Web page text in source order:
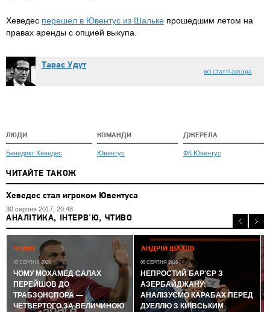
Хеведес перешел в Ювентус из Шальке прошедшим летом на
правах аренды с опцией выкупа.
Тарас Удут
всі статті автора
ЛЮДИ
Бенедикт Хёведес
КОМАНДИ
Ювентус
ДЖЕРЕЛА
ФК Ювентус
ЧИТАЙТЕ ТАКОЖ
Хеведес стал игроком Ювентуса
30 серпня 2017, 20:48
АНАЛІТИКА, ІНТЕРВ'Ю, ЧТИВО
ЧТИВО
07 СЕРПНЯ 2026
ЧОМУ МОХАМЕД САЛАХ
ПЕРЕЙШОВ ДО
ТРАБЗОНСПОРА —
ЧЕТВЕРТОГО ЗА ВЕЛИЧИНОЮ
АНДРІЙ ШАХОВ
05 СЕРПНЯ 2026
НЕПРОСТИЙ БАР'ЄР З
АЗЕРБАЙДЖАНУ:
АНАЛІЗУЄМО КАРАБАХ ПЕРЕД
ДУЕЛЛЮ З КИЇВСЬКИМ